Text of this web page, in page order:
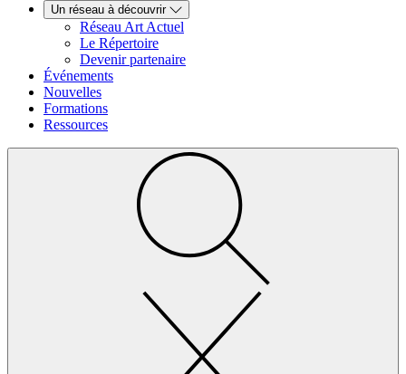
Un réseau à découvrir
Réseau Art Actuel
Le Répertoire
Devenir partenaire
Événements
Nouvelles
Formations
Ressources